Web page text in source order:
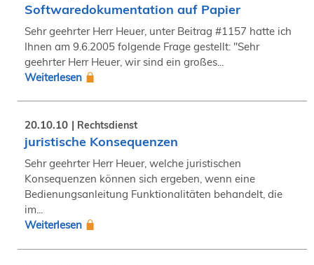
Softwaredokumentation auf Papier
Sehr geehrter Herr Heuer, unter Beitrag #1157 hatte ich
Ihnen am 9.6.2005 folgende Frage gestellt: "Sehr
geehrter Herr Heuer, wir sind ein großes...
Weiterlesen
20.10.10 Rechtsdienst
juristische Konsequenzen
Sehr geehrter Herr Heuer, welche juristischen
Konsequenzen können sich ergeben, wenn eine
Bedienungsanleitung Funktionalitäten behandelt, die
im...
Weiterlesen